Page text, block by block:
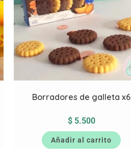
Borradores de galleta x6
$5.500
Añadir al carrito